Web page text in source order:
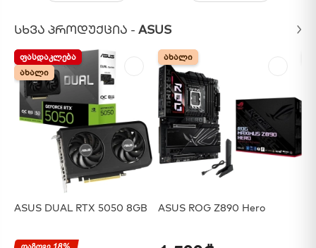
ᲡᲮᲕᲐ ᲞᲠᲝᲓᲣᲥᲪᲘᲐ - ASUS
ᲤᲐᲡᲓᲐᲙᲚᲔᲑᲐ
ᲐᲮᲐᲚᲘ
ᲤᲐᲡᲓᲐᲙᲚᲔᲑᲐ
ᲐᲮᲐᲚᲘ
ASUS DUAL RTX 5050 8GB
ᲐᲮᲐᲚᲘ
ᲐᲮᲐᲚᲘ
ASUS ROG Z890 Hero